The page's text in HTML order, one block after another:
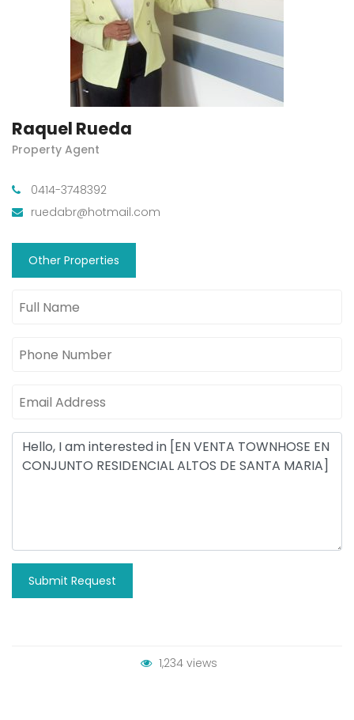
Raquel Rueda
Property Agent
0414-3748392
ruedabr@hotmail.com
Other Properties
Submit Request
1,234 views